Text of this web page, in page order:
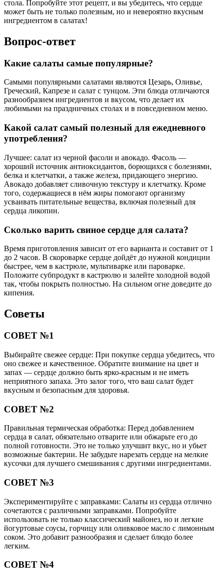
стола. Попробуйте этот рецепт, и вы убедитесь, что сердце
может быть не только полезным, но и невероятно вкусным
ингредиентом в салатах!
Вопрос-ответ
Какие салаты самые популярные?
Самыми популярными салатами являются Цезарь, Оливье,
Греческий, Капрезе и салат с тунцом. Эти блюда отличаются
разнообразием ингредиентов и вкусом, что делает их
любимыми на праздничных столах и в повседневном меню.
Какой салат самый полезный для ежедневного
употребления?
Лучшее: салат из черной фасоли и авокадо. Фасоль —
хороший источник антиоксидантов, борющихся с болезнями,
белка и клетчатки, а также железа, придающего энергию.
Авокадо добавляет сливочную текстуру и клетчатку. Кроме
того, содержащиеся в нём жиры помогают организму
усваивать питательные вещества, включая полезный для
сердца ликопин.
Сколько варить свиное сердце для салата?
Время приготовления зависит от его варианта и составит от 1
до 2 часов. В скороварке сердце дойдёт до нужной кондиции
быстрее, чем в кастрюле, мультиварке или пароварке.
Положите субпродукт в кастрюлю и залейте холодной водой
так, чтобы покрыть полностью. На сильном огне доведите до
кипения.
Советы
СОВЕТ №1
Выбирайте свежее сердце: При покупке сердца убедитесь, что
оно свежее и качественное. Обратите внимание на цвет и
запах — сердце должно быть ярко-красным и не иметь
неприятного запаха. Это залог того, что ваш салат будет
вкусным и безопасным для здоровья.
СОВЕТ №2
Правильная термическая обработка: Перед добавлением
сердца в салат, обязательно отварите или обжарьте его до
полной готовности. Это не только улучшит вкус, но и убьет
возможные бактерии. Не забудьте нарезать сердце на мелкие
кусочки для лучшего смешивания с другими ингредиентами.
СОВЕТ №3
Экспериментируйте с заправками: Салаты из сердца отлично
сочетаются с различными заправками. Попробуйте
использовать не только классический майонез, но и легкие
йогуртовые соусы, горчицу или оливковое масло с лимонным
соком. Это добавит разнообразия и сделает блюдо более
легким.
СОВЕТ №4